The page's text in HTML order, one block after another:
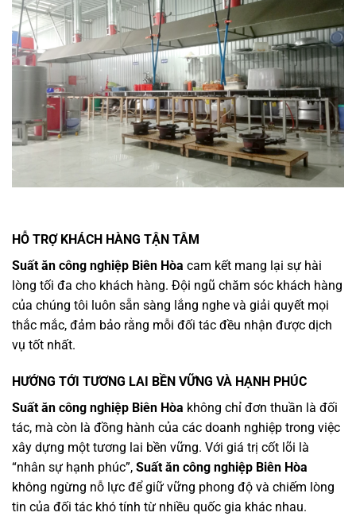
HỖ TRỢ KHÁCH HÀNG TẬN TÂM
Suất ăn công nghiệp Biên Hòa cam kết mang lại sự hài
lòng tối đa cho khách hàng. Đội ngũ chăm sóc khách hàng
của chúng tôi luôn sẵn sàng lắng nghe và giải quyết mọi
thắc mắc, đảm bảo rằng mỗi đối tác đều nhận được dịch
vụ tốt nhất.
HƯỚNG TỚI TƯƠNG LAI BỀN VỮNG VÀ HẠNH PHÚC
Suất ăn công nghiệp Biên Hòa không chỉ đơn thuần là đối
tác, mà còn là đồng hành của các doanh nghiệp trong việc
xây dựng một tương lai bền vững. Với giá trị cốt lõi là
“nhân sự hạnh phúc”, Suất ăn công nghiệp Biên Hòa
không ngừng nỗ lực để giữ vững phong độ và chiếm lòng
tin của đối tác khó tính từ nhiều quốc gia khác nhau.